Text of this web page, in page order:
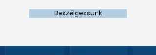
Beszélgessünk